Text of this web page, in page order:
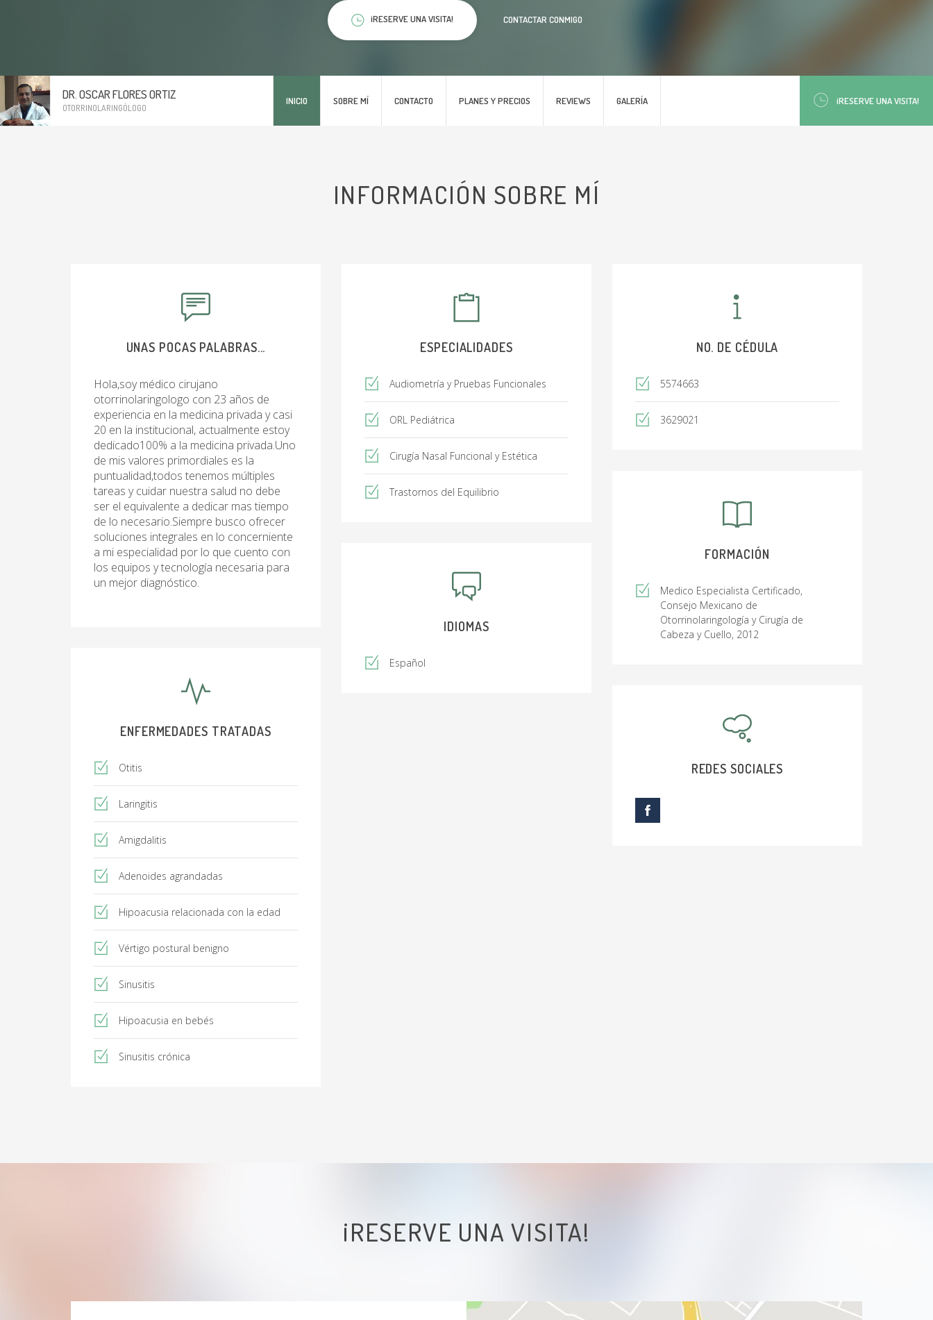
DR. OSCAR FLORES ORTIZ
OTORRINOLARINGÓLOGO
INICIO SOBRE MÍ CONTACTO PLANES Y PRECIOS REVIEWS GALERÍA ¡RESERVE UNA VISITA!
¡RESERVE UNA VISITA! CONTACTAR CONMIGO
INFORMACIÓN SOBRE MÍ
UNAS POCAS PALABRAS...
Hola,soy médico cirujano
otorrinolaringologo con 23 años de
experiencia en la medicina privada y casi
20 en la institucional, actualmente estoy
dedicado100% a la medicina privada.Uno
de mis valores primordiales es la
puntualidad,todos tenemos múltiples
tareas y cuidar nuestra salud no debe
ser el equivalente a dedicar mas tiempo
de lo necesario.Siempre busco ofrecer
soluciones integrales en lo concerniente
a mi especialidad por lo que cuento con
los equipos y tecnología necesaria para
un mejor diagnóstico.
ESPECIALIDADES
Audiometría y Pruebas Funcionales
ORL Pediátrica
Cirugía Nasal Funcional y Estética
Trastornos del Equilibrio
NO. DE CÉDULA
5574663
3629021
FORMACIÓN
Medico Especialista Certificado,
Consejo Mexicano de
Otorrinolaringología y Cirugía de
Cabeza y Cuello, 2012
IDIOMAS
Español
ENFERMEDADES TRATADAS
Otitis
Laringitis
Amigdalitis
Adenoides agrandadas
Hipoacusia relacionada con la edad
Vértigo postural benigno
Sinusitis
Hipoacusia en bebés
Sinusitis crónica
REDES SOCIALES
¡RESERVE UNA VISITA!